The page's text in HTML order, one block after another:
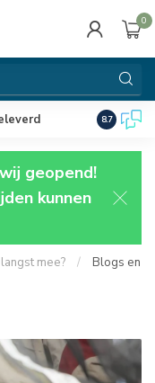
0
8.7
geopend!
kunnen
mee? /
Blogs en